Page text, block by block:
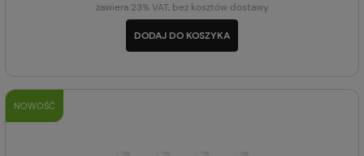
zawiera 23% VAT, bez kosztów dostawy
DODAJ DO KOSZYKA
NOWOŚĆ